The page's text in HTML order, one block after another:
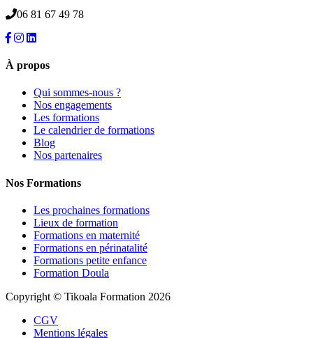
06 81 67 49 78
À propos
Qui sommes-nous ?
Nos engagements
Les formations
Le calendrier de formations
Blog
Nos partenaires
Nos Formations
Les prochaines formations
Lieux de formation
Formations en maternité
Formations en périnatalité
Formations petite enfance
Formation Doula
Copyright © Tikoala Formation 2026
CGV
Mentions légales